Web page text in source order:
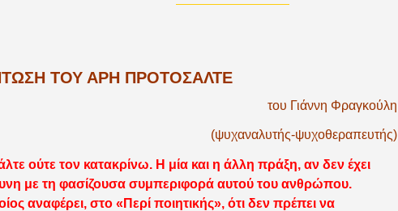
ΤΟΥ ΆΡΗ ΠΡΟΤΟΣΆΛΤΕ
του Γιάννη Φραγκούλη
(ψυχαναλυτής-ψυχοθεραπευτής)
ούτε τον κατακρίνω. Η μία και η άλλη πράξη, αν δεν έχει
με τη φασίζουσα συμπεριφορά αυτού του ανθρώπου.
αναφέρει, στο «Περί ποιητικής», ότι δεν πρέπει να